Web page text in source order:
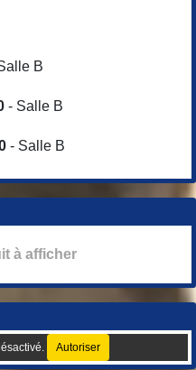
B
- Salle B
- Salle B
à afficher
Autoriser